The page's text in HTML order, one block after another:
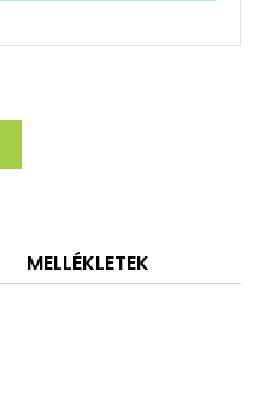
MELLÉKLETEK